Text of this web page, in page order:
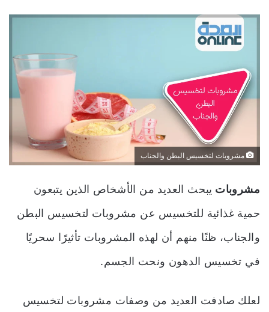
مشروبات لتخسيس البطن والجناب
مشروبات يبحث العديد من الأشخاص الذين يتبعون
حمية غذائية للتخسيس عن مشروبات لتخسيس البطن
والجناب، ظنًا منهم أن لهذه المشروبات تأثيرًا سحريًا
في تخسيس الدهون ونحت الجسم.
لعلك صادفت العديد من وصفات مشروبات لتخسيس